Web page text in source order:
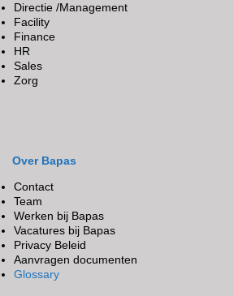
Directie /Management
Facility
Finance
HR
Sales
Zorg
Over Bapas
Contact
Team
Werken bij Bapas
Vacatures bij Bapas
Privacy Beleid
Aanvragen documenten
Glossary